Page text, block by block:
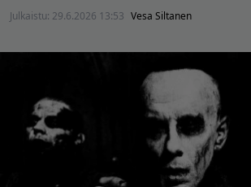
Julkaistu: 29.6.2026 13:53 Vesa Siltanen